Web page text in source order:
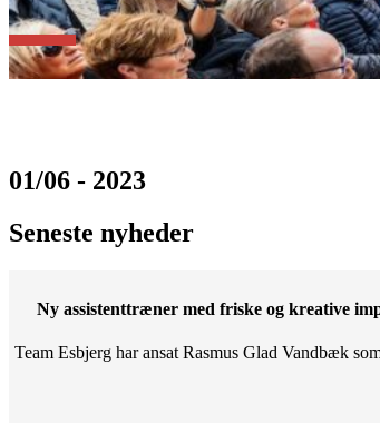
01/06 - 2023
Seneste nyheder
Ny assistenttræner med friske og kreative
Team Esbjerg har ansat Rasmus Glad Vandbæk